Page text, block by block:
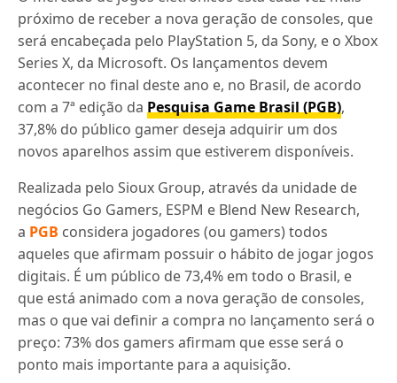
próximo de receber a nova geração de consoles, que
será encabeçada pelo PlayStation 5, da Sony, e o Xbox
Series X, da Microsoft. Os lançamentos devem
acontecer no final deste ano e, no Brasil, de acordo
com a 7ª edição da Pesquisa Game Brasil (PGB),
37,8% do público gamer deseja adquirir um dos
novos aparelhos assim que estiverem disponíveis.
Realizada pelo Sioux Group, através da unidade de
negócios Go Gamers, ESPM e Blend New Research,
a PGB considera jogadores (ou gamers) todos
aqueles que afirmam possuir o hábito de jogar jogos
digitais. É um público de 73,4% em todo o Brasil, e
que está animado com a nova geração de consoles,
mas o que vai definir a compra no lançamento será o
preço: 73% dos gamers afirmam que esse será o
ponto mais importante para a aquisição.